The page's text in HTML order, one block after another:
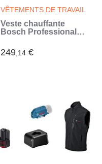
VÊTEMENTS DE TRAVAIL
Veste chauffante
Bosch Professional
XL, avec batterie 12V -
06188000G7 (Noir)
249,14 €